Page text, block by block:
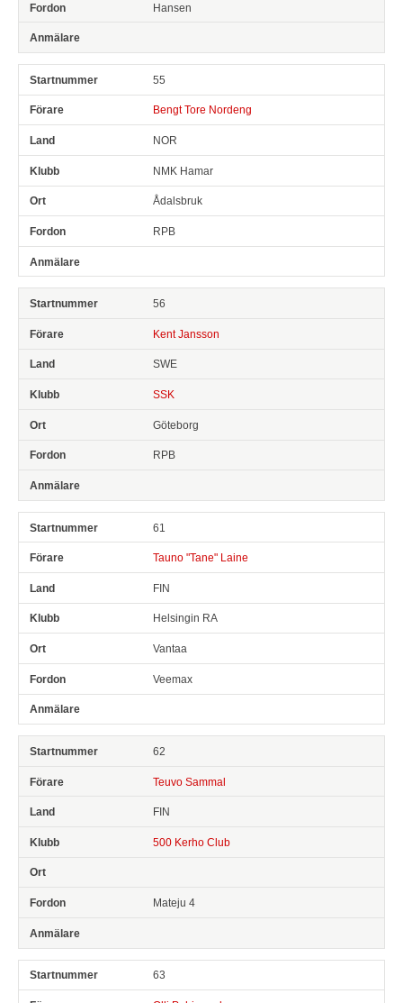
Hansen
55
Bengt Tore Nordeng
NOR
NMK Hamar
Ådalsbruk
RPB
56
Kent Jansson
SWE
SSK
Göteborg
RPB
61
Tauno "Tane" Laine
FIN
Helsingin RA
Vantaa
Veemax
62
Teuvo Sammal
FIN
500 Kerho Club
Mateju 4
63